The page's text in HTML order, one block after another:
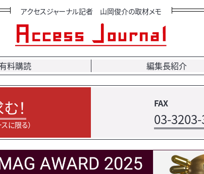
アクセスジャーナル記者 山岡俊介の取材メモ
料購読 編集長紹介
！
に限る）
FAX
03-